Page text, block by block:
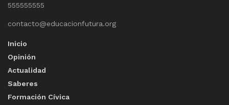
555555555
contacto@educacionfutura.org
Inicio
Opinión
Actualidad
Saberes
Formación Cívica